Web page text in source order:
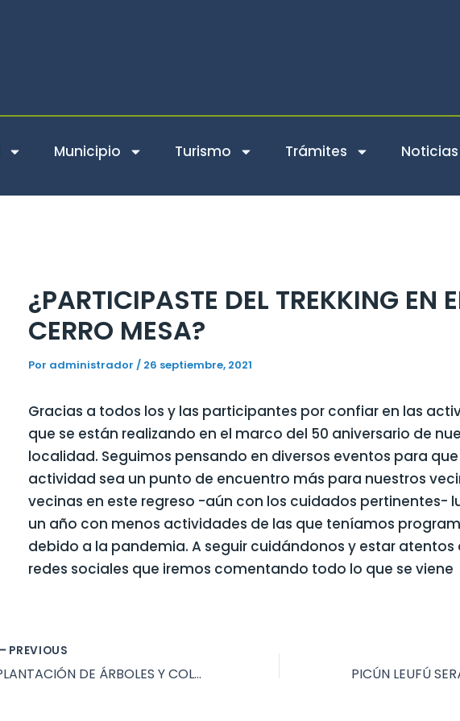
Municipio Turismo Trámites Noticias
¿PARTICIPASTE DEL TREKKING EN
CERRO MESA?
Por administrador / 26 septiembre, 2021
Gracias a todos los y las participantes por confiar en las
que se están realizando en el marco del 50 aniversario de
localidad. Seguimos pensando en diversos eventos para
actividad sea un punto de encuentro más para nuestros
vecinas en este regreso -aún con los cuidados pertinentes-
un año con menos actividades de las que teníamos
debido a la pandemia. A seguir cuidándonos y estar atentos
redes sociales que iremos comentando todo lo que se viene
PREVIOUS
PLANTACIÓN DE ÁRBOLES Y COLOCACIÓN DE SISTEMA DE RIEGO EN LA CANCHA MUNICIPAL